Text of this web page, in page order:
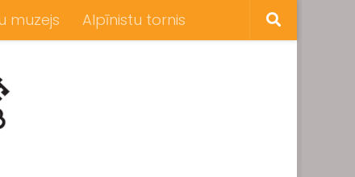
muzejs Alpīnistu tornis